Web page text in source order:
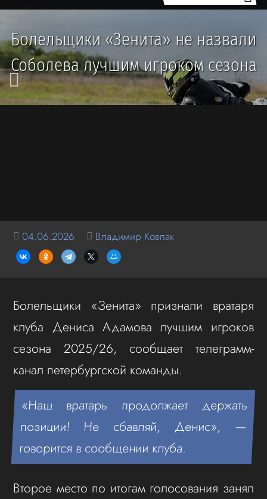
Болельщики «Зенита» не назвали
Соболева лучшим игроком сезона
04.06.2026 Владимир Ковпак
Болельщики «Зенита» признали вратаря
клуба Дениса Адамова лучшим игроков
сезона 2025/26, сообщает телеграмм-
канал петербургской команды.
«Наш вратарь продолжает держать
позиции! Не сбавляй, Денис», —
говорится в сообщении клуба.
Второе место по итогам голосования занял